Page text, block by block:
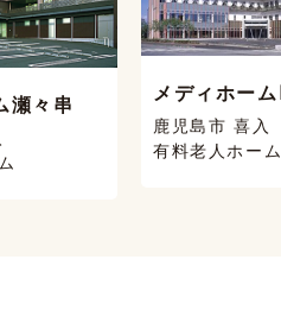
瀬々串
メディホームⅠ
鹿児島市 喜入
有料老人ホーム